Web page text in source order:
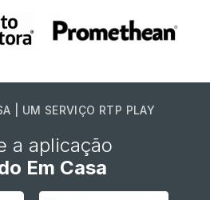
| UM SERVIÇO RTP PLAY
a aplicação
Em Casa